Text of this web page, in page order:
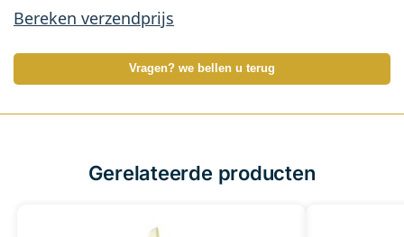
Bereken verzendprijs
Vragen? we bellen u terug
Gerelateerde producten